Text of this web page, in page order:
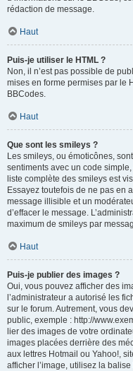
rédaction de message.
Haut
Puis-je utiliser le HTML ?
Non, il n’est pas possible de
mises en forme permises par le
BBCodes.
Haut
Que sont les smileys ?
Les smileys, ou émoticônes,
sentiments avec un code
liste complète des smileys est
Essayez toutefois de ne pas en
message illisible et un
d’effacer le message.
maximum de smileys par
Haut
Puis-je publier des images ?
Oui, vous pouvez afficher des
l’administrateur a autorisé les
sur le forum. Autrement, vous
public, exemple : http://
lier des images de votre
images placées derrière des
aux lettres Hotmail ou Yahoo!,
afficher l’image, utilisez la